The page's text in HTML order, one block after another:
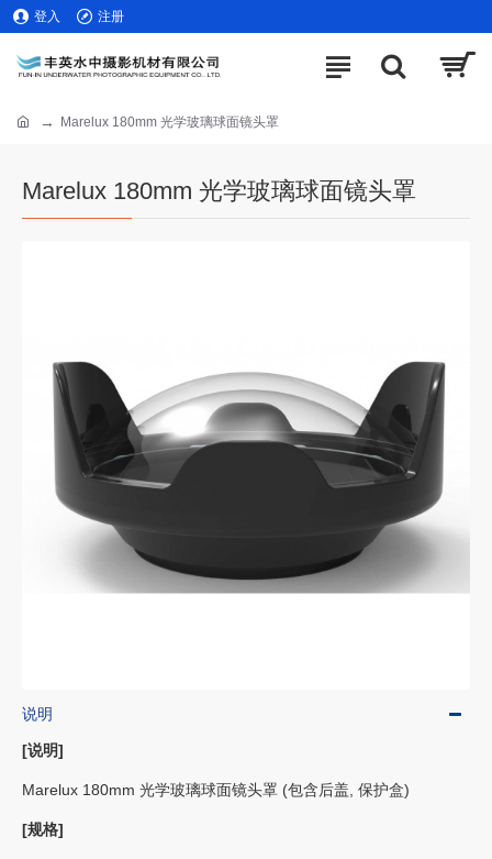
登入 注册
Marelux 180mm 光学玻璃球面镜头罩
Marelux 180mm 光学玻璃球面镜头罩
说明
[说明]
Marelux 180mm 光学玻璃球面镜头罩 (包含后盖, 保护盒)
[规格]